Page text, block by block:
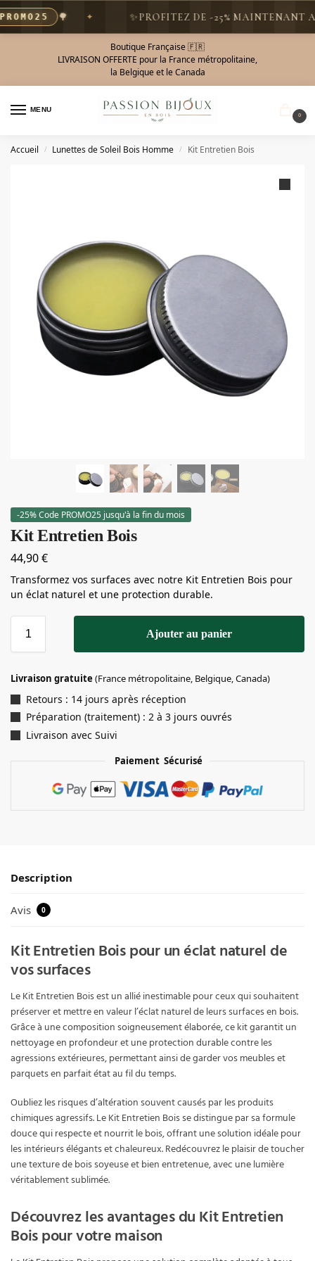
🌳 PROFITEZ DE -25% MAINTENANT
Boutique Française 🇫🇷
LIVRAISON OFFERTE pour la France métropolitaine,
la Belgique et le Canada
MENU
0
Accueil / Lunettes de Soleil Bois Homme / Kit Entretien Bois
-25% Code PROMO25 jusqu'à la fin du mois
Kit Entretien Bois
44,90€
Transformez vos surfaces avec notre Kit Entretien Bois pour
un éclat naturel et une protection durable.
Ajouter au panier
Livraison gratuite (France métropolitaine, Belgique, Canada)
Retours : 14 jours après réception
Préparation (traitement) : 2 à 3 jours ouvrés
Livraison avec Suivi
Paiement Sécurisé
Description
Avis 0
Kit Entretien Bois pour un éclat naturel de
vos surfaces
Le Kit Entretien Bois est un allié inestimable pour ceux qui souhaitent
préserver et mettre en valeur l’éclat naturel de leurs surfaces en bois.
Grâce à une composition soigneusement élaborée, ce kit garantit un
nettoyage en profondeur et une protection durable contre les
agressions extérieures, permettant ainsi de garder vos meubles et
parquets en parfait état au fil du temps.
Oubliez les risques d’altération souvent causés par les produits
chimiques agressifs. Le Kit Entretien Bois se distingue par sa formule
douce qui respecte et nourrit le bois, offrant une solution idéale pour
les intérieurs élégants et chaleureux. Redécouvrez le plaisir de toucher
une texture de bois soyeuse et bien entretenue, avec une lumière
véritablement sublimée.
Découvrez les avantages du Kit Entretien
Bois pour votre maison